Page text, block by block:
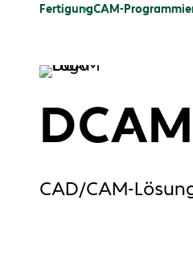
FertigungCAM-
CAD/CAM-